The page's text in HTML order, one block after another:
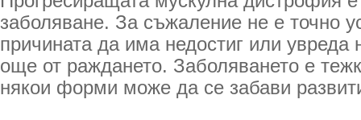
заболяване. За съжаление не е точно
причината да има недостиг или увреда
още от раждането. Заболяването е
някои форми може да се забави